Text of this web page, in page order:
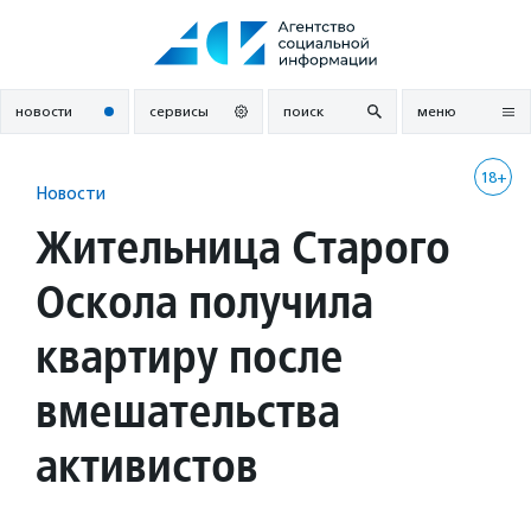
новости сервисы поиск меню
18+
Новости
Жительница Старого
Оскола получила
квартиру после
вмешательства
активистов